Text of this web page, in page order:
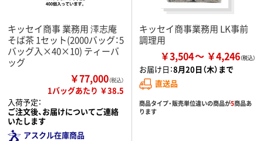
キッセイ商事 業務用 澤志庵
そば茶 1セット(2000バッグ：5
バッグ入×40×10) ティーバ
ッグ
￥77,000（税込）
1バッグあたり ￥38.5
入荷予定：
ご注文後、お届けについてご連絡
いたします
アスクル在庫商品
キッセイ商事業務用 LK事前
調理用
￥3,504 ￥4,246
お届け日：8月20日（木）まで
直送品
商品タイプ・販売単位違いの商品が5商品あ
ります